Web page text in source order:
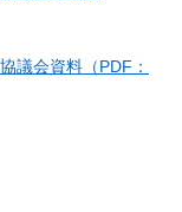
議会資料（PDF：